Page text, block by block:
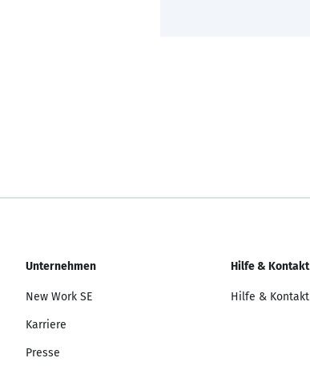
Unternehmen
New Work SE
Karriere
Presse
Hilfe & Kontakt
Hilfe & Kontakt